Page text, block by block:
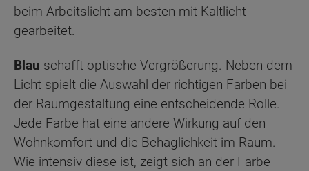
beim Arbeitslicht am besten mit Kaltlicht
gearbeitet.
Blau schafft optische Vergrößerung. Neben dem
Licht spielt die Auswahl der richtigen Farben bei
der Raumgestaltung eine entscheidende Rolle.
Jede Farbe hat eine andere Wirkung auf den
Wohnkomfort und die Behaglichkeit im Raum.
Wie intensiv diese ist, zeigt sich an der Farbe